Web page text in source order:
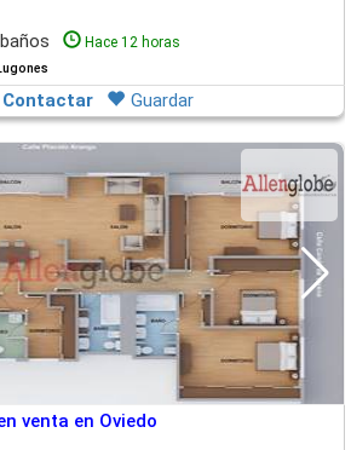
Hace 12 horas
Contactar Guardar
venta en Oviedo